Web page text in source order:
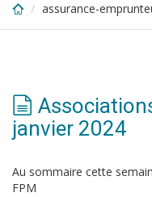
assurance-
janvier 2024
Au sommaire cette
FPM